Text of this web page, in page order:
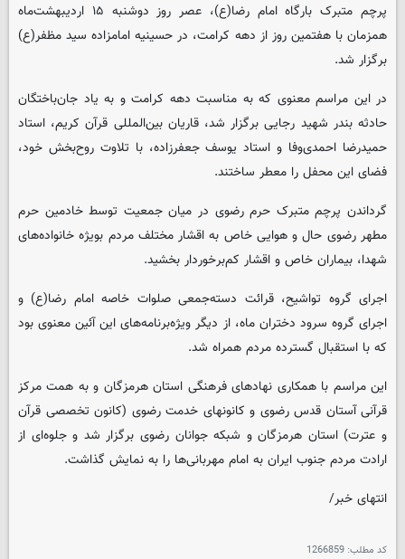
پرچم متبرک بارگاه امام رضا(ع)، عصر روز دوشنبه ۱۵ اردیبهشت‌ماه
همزمان با هفتمین روز از دهه کرامت، در حسینیه امامزاده سید مظفر(ع)
برگزار شد.
در این مراسم معنوی که به مناسبت دهه کرامت و به یاد جان‌باختگان
حادثه بندر شهید رجایی برگزار شد، قاریان بین‌المللی قرآن کریم، استاد
حمیدرضا احمدی‌وفا و استاد یوسف جعفرزاده، با تلاوت روح‌بخش خود،
فضای این محفل را معطر ساختند.
گرداندن پرچم متبرک حرم رضوی در میان جمعیت توسط خادمین حرم
مطهر رضوی حال و هوایی خاص به اقشار مختلف مردم بویژه خانواده‌های
شهدا، بیماران خاص و اقشار کم‌برخوردار بخشید.
اجرای گروه تواشیح، قرائت دسته‌جمعی صلوات خاصه امام رضا(ع) و
اجرای گروه سرود دختران ماه، از دیگر ویژه‌برنامه‌های این آئین معنوی بود
که با استقبال گسترده مردم همراه شد.
این مراسم با همکاری نهادهای فرهنگی استان هرمزگان و به همت مرکز
قرآنی آستان قدس رضوی و کانونهای خدمت رضوی (کانون تخصصی قرآن
و عترت) استان هرمزگان و شبکه جوانان رضوی برگزار شد و جلوه‌ای از
ارادت مردم جنوب ایران به امام مهربانی‌ها را به نمایش گذاشت.
انتهای خبر/
کد مطلب: 1266859